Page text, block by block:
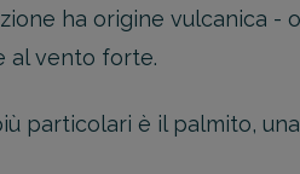
ha origine vulcanica -
al vento forte.
particolari è il palmito,